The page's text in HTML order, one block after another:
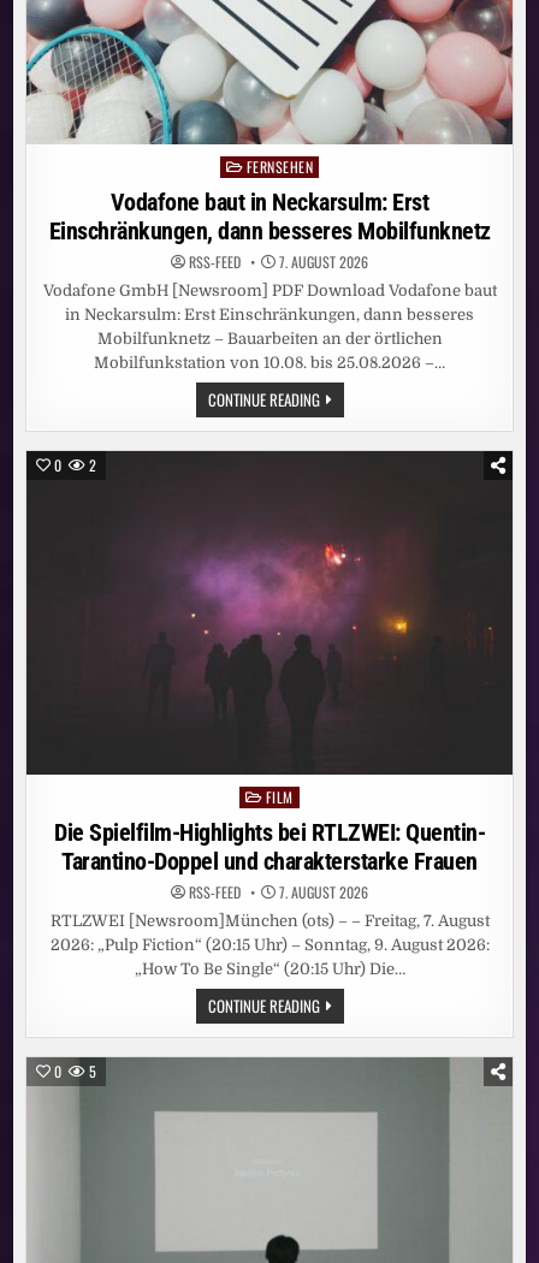
PostedFERNSEHEN
Vodafone baut in Neckarsulm: Erst
Einschränkungen, dann besseres Mobilfunknetz
RSS-FEED 7. AUGUST 2026
Vodafone GmbH [Newsroom] PDF Download Vodafone baut
in Neckarsulm: Erst Einschränkungen, dann besseres
Mobilfunknetz – Bauarbeiten an der örtlichen
Mobilfunkstation von 10.08. bis 25.08.2026 –…
CONTINUE READINGVODAFONE
BAUT
IN
NECKARSULM:
0 2
Posted
in
FILM
Die Spielfilm-Highlights bei RTLZWEI: Quentin-
Tarantino-Doppel und charakterstarke Frauen
RSS-FEED 7. AUGUST 2026
RTLZWEI [Newsroom]München (ots) – – Freitag, 7. August
2026: „Pulp Fiction“ (20:15 Uhr) – Sonntag, 9. August 2026:
„How To Be Single“ (20:15 Uhr) Die…
CONTINUE READINGDIE
SPIELFILM-
HIGHLIGHTS
BEI
DOPPEL
0 5